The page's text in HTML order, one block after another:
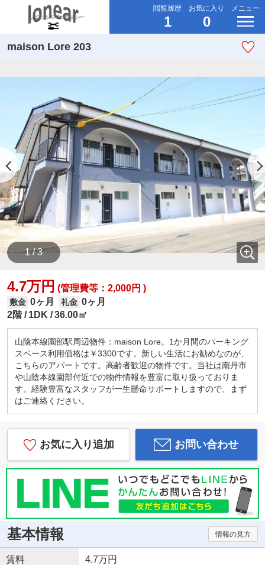
閲覧履歴
1
お気に入り
0
メニュー
maison Lore 203
1 / 3
4.7万円 (管理費等：2,000円 )
敷金 0ヶ月 礼金 0ヶ月
2階
1DK 36.00㎡
山陰本線園部駅周辺物件：maison Lore。1か月間のパーキング
スペース利用価格は￥3300です。新しい生活にお勧めなのが、
こちらのアパートです。高齢者歓迎の物件です。当社は南丹市
や山陰本線園部付近での物件情報を豊富に取り扱っておりま
す。経験豊富なスタッフが一生懸命サポートしますので、まず
はご連絡ください。
お気に入り追加 お問い合わせ
基本情報 情報の見方
賃料 4.7万円